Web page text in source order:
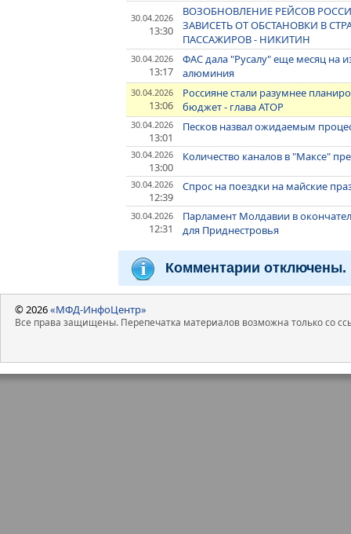
30.04.2026
13:30
ВОЗОБНОВЛЕНИЕ РЕЙСОВ
ЗАВИСЕТЬ ОТ ОБСТАНОВКИ В
ПАССАЖИРОВ - НИКИТИН
30.04.2026
13:17
ФАС дала "Русалу" еще месяц на
алюминия
30.04.2026
13:06
Россияне стали разумнее
бюджет - глава АТОР
30.04.2026
13:01
Песков назвал ожидаемым
30.04.2026
13:00
Количество каналов в "Максе"
30.04.2026
12:39
Спрос на поездки на майские
30.04.2026
12:31
Парламент Молдавии в
для Приднестровья
Комментарии отключены.
© 2026«МФД-ИнфоЦентр»
Все права защищены. Перепечатка материалов возможна только со